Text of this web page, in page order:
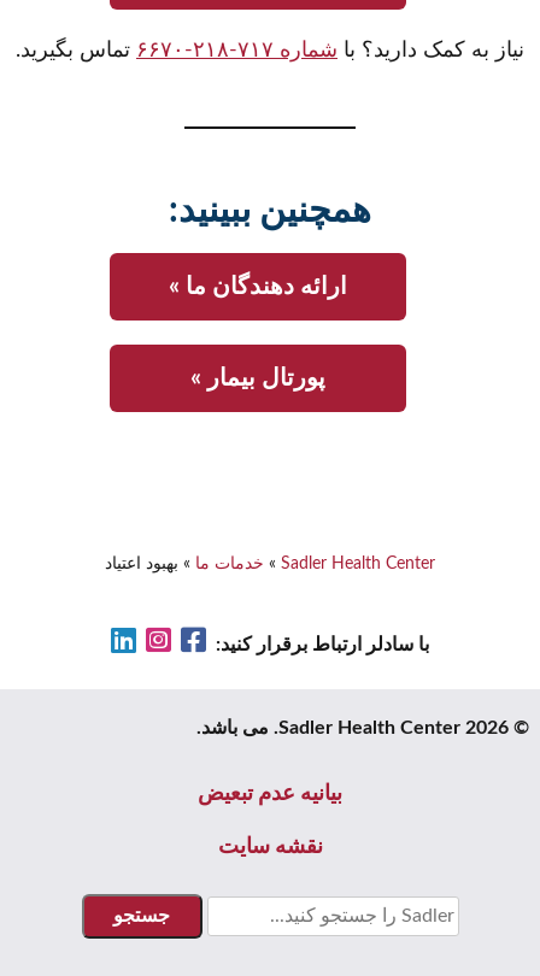
نیاز به کمک دارید؟ با شماره ۷۱۷-۲۱۸-۶۶۷۰ تماس بگیرید.
همچنین ببینید:
ارائه دهندگان ما »
پورتال بیمار »
Sadler Health Center
» خدمات ما » بهبود اعتیاد
با سادلر ارتباط برقرار کنید: Facebook
Instagram
© 2026 Sadler Health Center. می باشد.
بیانیه عدم تبعیض
نقشه سایت
جستجو
برای: